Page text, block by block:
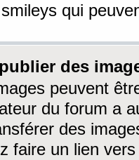
qui
des
peuvent
du forum a
des
faire un lien